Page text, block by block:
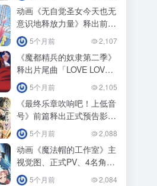
动画《无自觉圣女今天也无
意识地释放力量》释出前导
预告预定！
5个月前 2,107
《魔都精兵的奴隶第二季》
释出片尾曲「LOVE LOVE
ビーム」
5个月前 2,105
《最终乐章吹响吧！上低音
号》前篇释出正式预告影
片！ 5个月前 2,088
动画《魔法帽的工作室》主
视觉图、正式PV、4名角色
视觉图公开！
5个月前 2,084